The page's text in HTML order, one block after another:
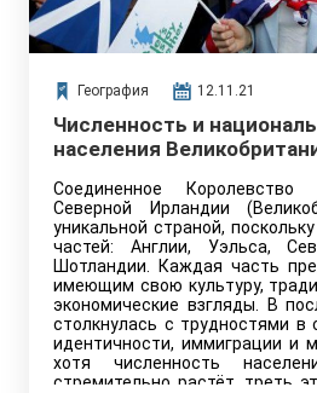
География 12.11.21
Численность и
населения
Соединенное Королевство
Северной Ирландии
уникальной страной,
частей: Англии, Уэльса,
Шотландии. Каждая часть
имеющим свою культуру,
экономические взгляды. В
столкнулась с трудностями в
идентичности, иммиграции и
хотя численность
стремительно растёт, треть